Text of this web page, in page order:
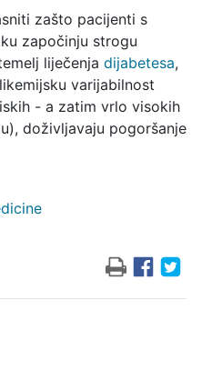
zašto pacijenti s
započinju strogu
liječenja dijabetesa,
varijabilnost
- a zatim vrlo visokih
doživljavaju pogoršanje